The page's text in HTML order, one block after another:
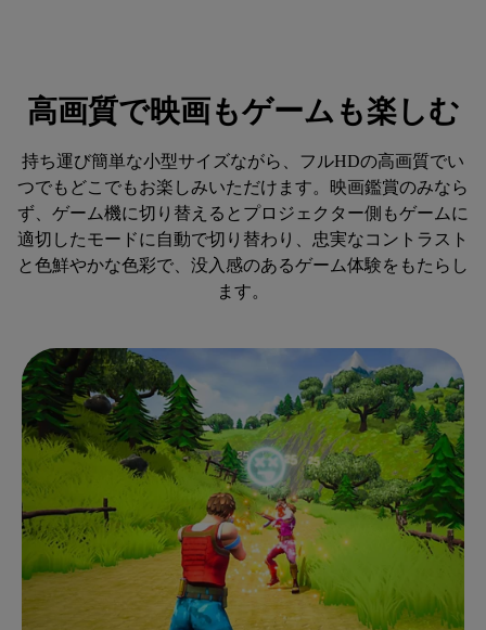
高画質で映画もゲームも楽しむ
持ち運び簡単な小型サイズながら、フルHDの高画質でい
つでもどこでもお楽しみいただけます。映画鑑賞のみなら
ず、ゲーム機に切り替えるとプロジェクター側もゲームに
適切したモードに自動で切り替わり、忠実なコントラスト
と色鮮やかな色彩で、没入感のあるゲーム体験をもたらし
ます。